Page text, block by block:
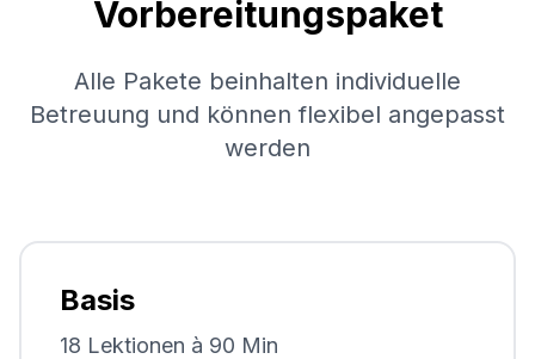
Vorbereitungspaket
Alle Pakete beinhalten individuelle
Betreuung und können flexibel angepasst
werden
Basis
18 Lektionen à 90 Min